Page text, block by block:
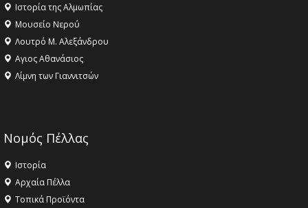
Ιστορία της Αλμωπίας
Μουσείο Νερού
Λουτρό Μ. Αλεξάνδρου
Αγιος Αθανάσιος
Λίμνη των Γιαννιτσών
Νομός Πέλλας
Ιστορία
Αρχαία Πέλλα
Τοπικά Προϊόντα